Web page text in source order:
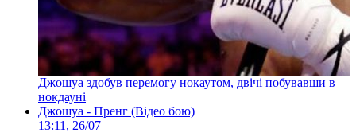
Джошуа здобув перемогу нокаутом, двічі побувавши в
нокдауні
Джошуа - Пренг (Відео бою)
13:11, 26/07